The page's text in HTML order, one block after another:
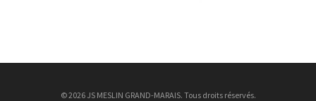
© 2026 JS MESLIN GRAND-MARAIS. Tous droits réservés.